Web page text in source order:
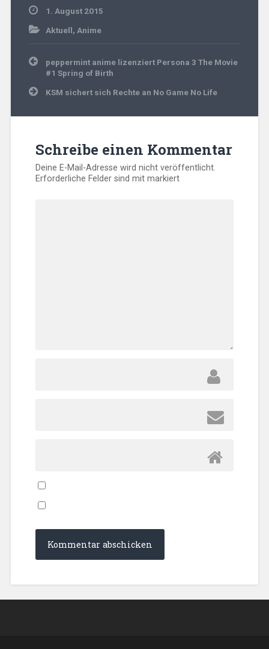
1. August 2015
Aktuell, Anime
Beitragsnavigation
peppermint anime lizenziert Persona 3 The Movie
#1 Spring of Birth
KSM sichert sich Rechte an No Game No Life
Schreibe einen Kommentar
Deine E-Mail-Adresse wird nicht veröffentlicht.
Erforderliche Felder sind mitmarkiert